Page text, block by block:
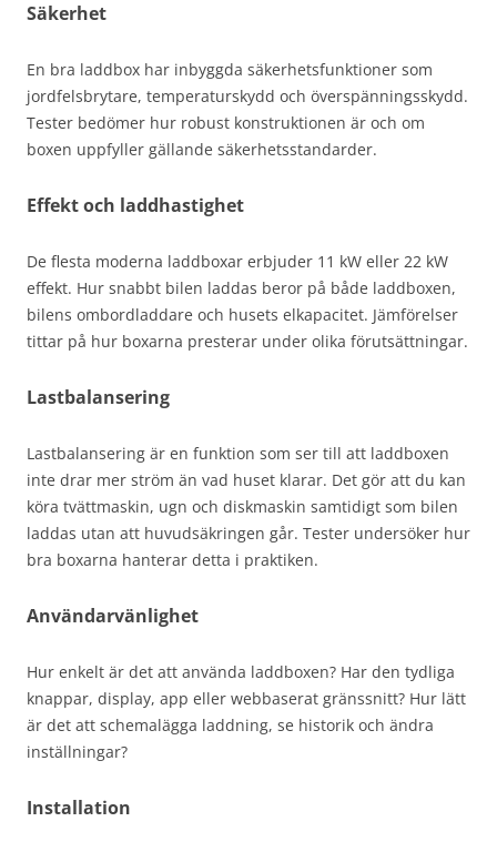
Säkerhet
En bra laddbox har inbyggda säkerhetsfunktioner som
jordfelsbrytare, temperaturskydd och överspänningsskydd.
Tester bedömer hur robust konstruktionen är och om
boxen uppfyller gällande säkerhetsstandarder.
Effekt och laddhastighet
De flesta moderna laddboxar erbjuder 11 kW eller 22 kW
effekt. Hur snabbt bilen laddas beror på både laddboxen,
bilens ombordladdare och husets elkapacitet. Jämförelser
tittar på hur boxarna presterar under olika förutsättningar.
Lastbalansering
Lastbalansering är en funktion som ser till att laddboxen
inte drar mer ström än vad huset klarar. Det gör att du kan
köra tvättmaskin, ugn och diskmaskin samtidigt som bilen
laddas utan att huvudsäkringen går. Tester undersöker hur
bra boxarna hanterar detta i praktiken.
Användarvänlighet
Hur enkelt är det att använda laddboxen? Har den tydliga
knappar, display, app eller webbaserat gränssnitt? Hur lätt
är det att schemalägga laddning, se historik och ändra
inställningar?
Installation